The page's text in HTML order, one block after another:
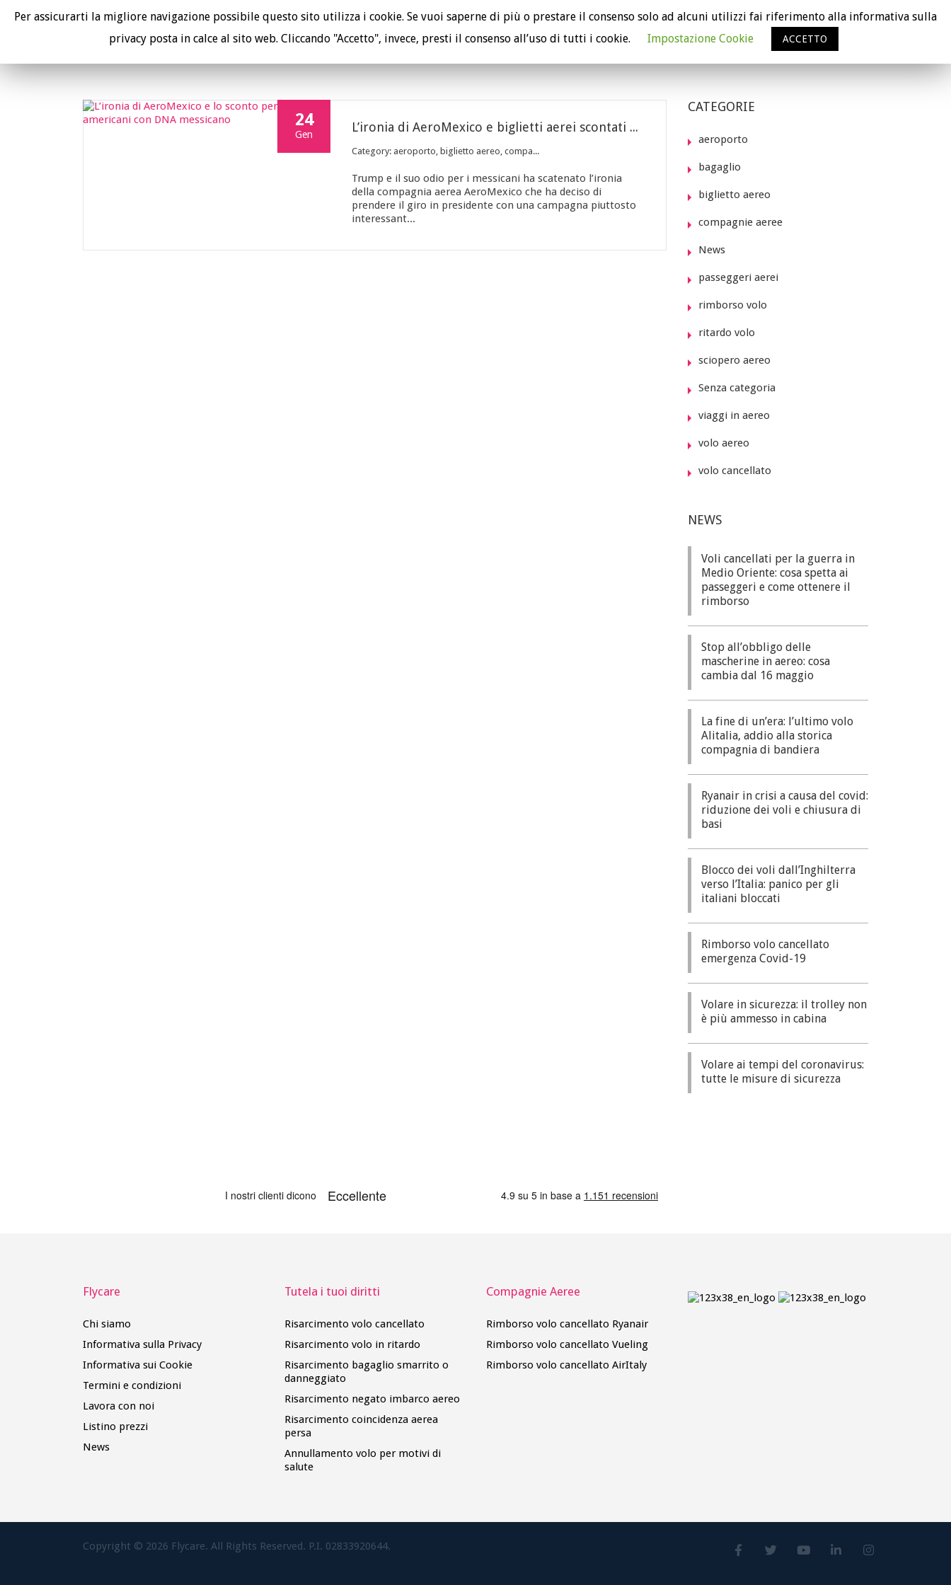
I tuoi avvocati contro le compagnie aeree. VERIFICA IL RISARCIMENTO
CHI SIAMO
24
Gen L’ironia di AeroMexico e biglietti aerei scontati per gli americani con DNA messicano
Category: aeroporto, biglietto aereo, compa...
Trump e il suo odio per i messicani ha scatenato l’ironia
della compagnia aerea AeroMexico che ha deciso di
prendere il giro in presidente con una campagna piuttosto
interessant...
CATEGORIE
aeroporto
bagaglio
biglietto aereo
compagnie aeree
News
passeggeri aerei
rimborso volo
ritardo volo
sciopero aereo
Senza categoria
viaggi in aereo
volo aereo
volo cancellato
NEWS
Voli cancellati per la guerra in
Medio Oriente: cosa spetta ai
passeggeri e come ottenere il
rimborso
Stop all’obbligo delle
mascherine in aereo: cosa
cambia dal 16 maggio
La fine di un’era: l’ultimo volo
Alitalia, addio alla storica
compagnia di bandiera
Ryanair in crisi a causa del covid:
riduzione dei voli e chiusura di
basi
Blocco dei voli dall’Inghilterra
verso l’Italia: panico per gli
italiani bloccati
Rimborso volo cancellato
emergenza Covid-19
Volare in sicurezza: il trolley non
è più ammesso in cabina
Volare ai tempi del coronavirus:
tutte le misure di sicurezza
Flycare
Chi siamo
Informativa sulla Privacy
Informativa sui Cookie
Termini e condizioni
Lavora con noi
Listino prezzi
News
Tutela i tuoi diritti
Risarcimento volo cancellato
Risarcimento volo in ritardo
Risarcimento bagaglio smarrito o
danneggiato
Risarcimento negato imbarco aereo
Risarcimento coincidenza aerea
persa
Annullamento volo per motivi di
salute
Compagnie Aeree
Rimborso volo cancellato Ryanair
Rimborso volo cancellato Vueling
Rimborso volo cancellato AirItaly
Copyright © 2026 Flycare. All Rights Reserved. P.I. 02833920644.
Per assicurarti la migliore navigazione possibile questo sito utilizza i cookie. Se vuoi saperne di più o prestare il consenso solo ad alcuni utilizzi fai riferimento alla informativa sulla
privacy posta in calce al sito web. Cliccando "Accetto", invece, presti il consenso all’uso di tutti i cookie.
Impostazione Cookie ACCETTO